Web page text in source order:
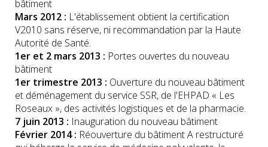
bâtiment
Mars 2012 : L'établissement obtient la certification
V2010 sans réserve, ni recommandation par la Haute
Autorité de Santé.
1er et 2 mars 2013 : Portes ouvertes du nouveau
bâtiment
1er trimestre 2013 : Ouverture du nouveau bâtiment
et déménagement du service SSR, de l'EHPAD « Les
Roseaux », des activités logistiques et de la pharmacie.
7 juin 2013 : Inauguration du nouveau bâtiment
Février 2014 : Réouverture du bâtiment A restructuré